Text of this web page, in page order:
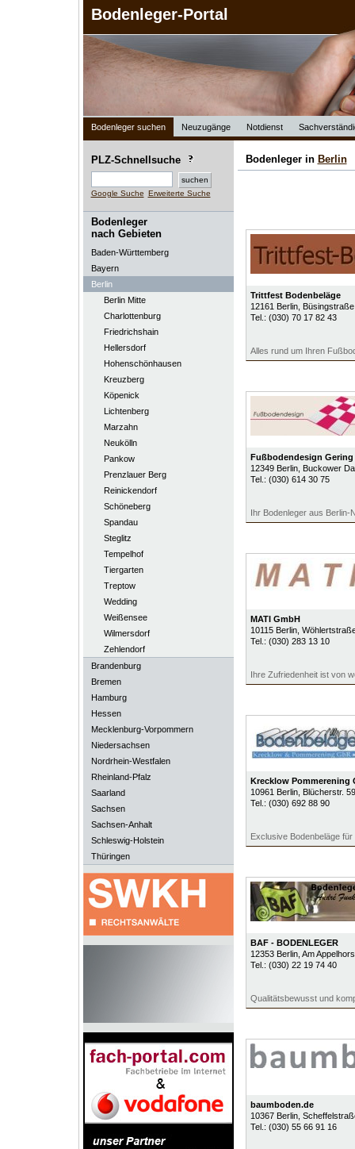
Bodenleger-Portal
Bodenleger suchen Neuzugänge Notdienst
PLZ-Schnellsuche
Google Suche Erweiterte Suche
Bodenleger
nach Gebieten
Baden-Württemberg
Bayern
Berlin
Berlin Mitte
Charlottenburg
Friedrichshain
Hellersdorf
Hohenschönhausen
Kreuzberg
Köpenick
Lichtenberg
Marzahn
Neukölln
Pankow
Prenzlauer Berg
Reinickendorf
Schöneberg
Spandau
Steglitz
Tempelhof
Tiergarten
Treptow
Wedding
Weißensee
Wilmersdorf
Zehlendorf
Brandenburg
Bremen
Hamburg
Hessen
Mecklenburg-Vorpommern
Niedersachsen
Nordrhein-Westfalen
Rheinland-Pfalz
Saarland
Sachsen
Sachsen-Anhalt
Schleswig-Holstein
Thüringen
Bodenleger in Berlin
Trittfest Bodenbeläge
12161 Berlin, Büsingstraße
Tel.: (030) 70 17 82 43
Alles rund um Ihren
Fußbodendesign Gering
12349 Berlin, Buckower
Tel.: (030) 614 30 75
Ihr Bodenleger aus Berlin-
MATI GmbH
10115 Berlin,
Tel.: (030) 283 13 10
Ihre Zufriedenheit ist von
Krecklow Pommerening
10961 Berlin, Blücherstr. 59
Tel.: (030) 692 88 90
Exclusive Bodenbeläge für
BAF - BODENLEGER
12353 Berlin, Am
Tel.: (030) 22 19 74 40
Qualitätsbewusst und
baumboden.de
10367 Berlin,
Tel.: (030) 55 66 91 16